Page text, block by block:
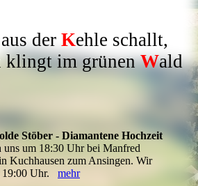
der Kehle schallt,
klingt im grünenWald
Stöber - Diamantene Hochzeit
uns um 18:30 Uhr bei Manfred
Kuchhausen zum Ansingen. Wir
19:00 Uhr. mehr